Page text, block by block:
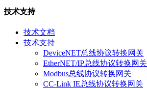
技术支持
技术文档
技术支持
DeviceNET总线协议转换网关
EtherNET/IP总线协议转换网关
Modbus总线协议转换网关
CC-Link IE总线协议转换网关